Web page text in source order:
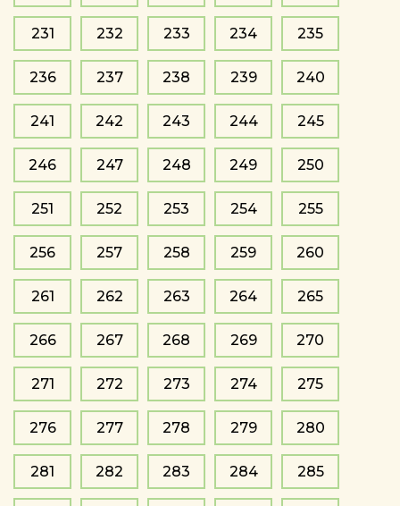
231 232 233 234 235
236 237 238 239 240
241 242 243 244 245
246 247 248 249 250
251 252 253 254 255
256 257 258 259 260
261 262 263 264 265
266 267 268 269 270
271 272 273 274 275
276 277 278 279 280
281 282 283 284 285